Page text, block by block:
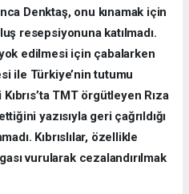
Denktaş, onu kınamak için
resepsiyonuna katılmadı.
edilmesi için çabalarken
ile Türkiye’nin tutumu
TMT örgütleyen Rıza
yazısıyla geri çağrıldığı
Kıbrıslılar, özellikle
vurularak cezalandırılmak